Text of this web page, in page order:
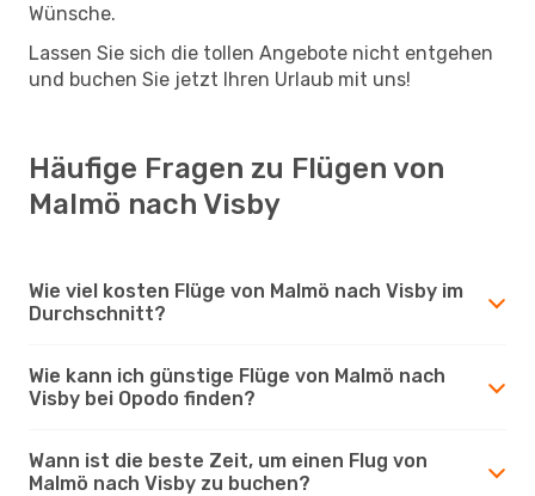
Wünsche.
Lassen Sie sich die tollen Angebote nicht entgehen
und buchen Sie jetzt Ihren Urlaub mit uns!
Häufige Fragen zu Flügen von
Malmö nach Visby
Wie viel kosten Flüge von Malmö nach Visby im
Durchschnitt?
Wie kann ich günstige Flüge von Malmö nach
Visby bei Opodo finden?
Wann ist die beste Zeit, um einen Flug von
Malmö nach Visby zu buchen?